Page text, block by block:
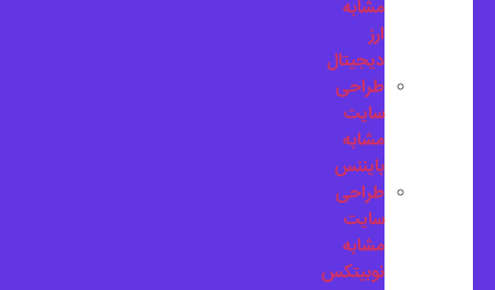
مشابه
ارز
دیجیتال
طراحی
سایت
مشابه
بایننس
طراحی
سایت
مشابه
نوبیتکس